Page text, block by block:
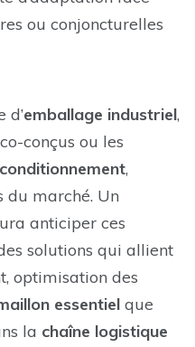
ou conjoncturelles
d’emballage industriel,
conçus ou les
conditionnement,
du marché. Un
anticiper ces
solutions qui allient
optimisation des
essentiel que
la chaîne logistique